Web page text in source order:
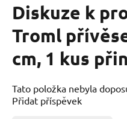
Diskuze k
Troml
cm, 1 kus
Tato položka nebyla
Přidat příspěvek